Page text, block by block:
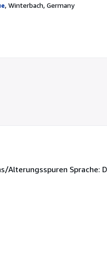
, Winterbach, Germany
Alterungsspuren Sprache: